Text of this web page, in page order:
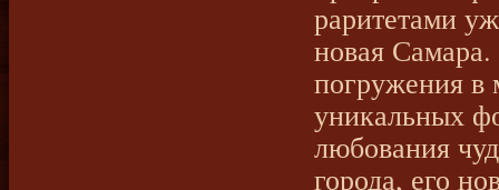
раритетами
новая
погружения
уникальных
любования
города, его